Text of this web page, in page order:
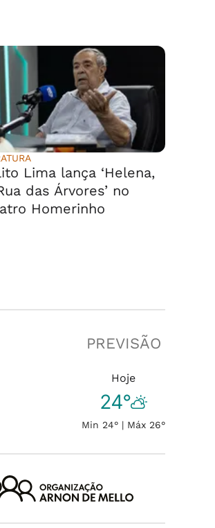
Lima lança ‘Helena,
das Árvores’ no
Homerinho
PREVISÃO
Hoje
24°
Min 24° | Máx 26°